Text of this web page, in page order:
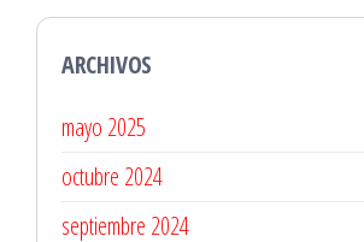
ARCHIVOS
mayo 2025
octubre 2024
septiembre 2024